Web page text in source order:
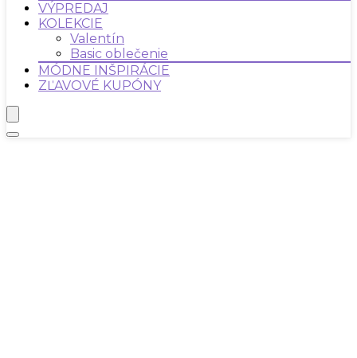
VÝPREDAJ
KOLEKCIE
Valentín
Basic oblečenie
MÓDNE INŠPIRÁCIE
ZĽAVOVÉ KUPÓNY